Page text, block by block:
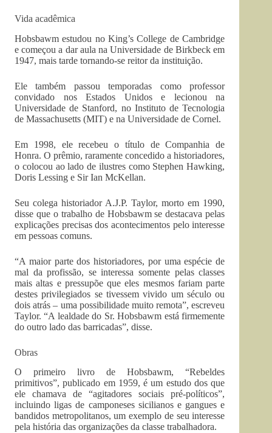
Vida acadêmica
Hobsbawm estudou no King’s College de Cambridge
e começou a dar aula na Universidade de Birkbeck em
1947, mais tarde tornando-se reitor da instituição.
Ele também passou temporadas como professor
convidado nos Estados Unidos e lecionou na
Universidade de Stanford, no Instituto de Tecnologia
de Massachusetts (MIT) e na Universidade de Cornel.
Em 1998, ele recebeu o título de Companhia de
Honra. O prêmio, raramente concedido a historiadores,
o colocou ao lado de ilustres como Stephen Hawking,
Doris Lessing e Sir Ian McKellan.
Seu colega historiador A.J.P. Taylor, morto em 1990,
disse que o trabalho de Hobsbawm se destacava pelas
explicações precisas dos acontecimentos pelo interesse
em pessoas comuns.
“A maior parte dos historiadores, por uma espécie de
mal da profissão, se interessa somente pelas classes
mais altas e pressupõe que eles mesmos fariam parte
destes privilegiados se tivessem vivido um século ou
dois atrás – uma possibilidade muito remota”, escreveu
Taylor. “A lealdade do Sr. Hobsbawm está firmemente
do outro lado das barricadas”, disse.
Obras
O primeiro livro de Hobsbawm, “Rebeldes
primitivos”, publicado em 1959, é um estudo dos que
ele chamava de “agitadores sociais pré-políticos”,
incluindo ligas de camponeses sicilianos e gangues e
bandidos metropolitanos, um exemplo de seu interesse
pela história das organizações da classe trabalhadora.